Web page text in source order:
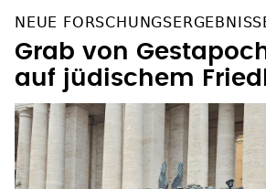
NEUE
Grab von
auf jüdischem